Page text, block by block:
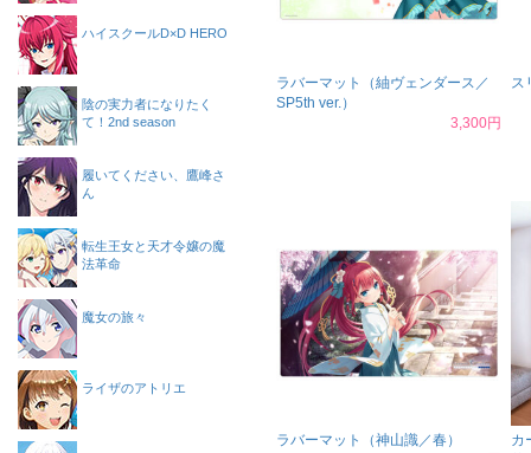
ラバーマット（紬ヴェンダース／
SP5th ver.）
3,300円
ス
ラバーマット（神山識／春）
カ
ハイスクールD×D HERO
陰の実力者になりたく
て！2nd season
履いてください、鷹峰さ
ん
転生王女と天才令嬢の魔
法革命
魔女の旅々
ライザのアトリエ